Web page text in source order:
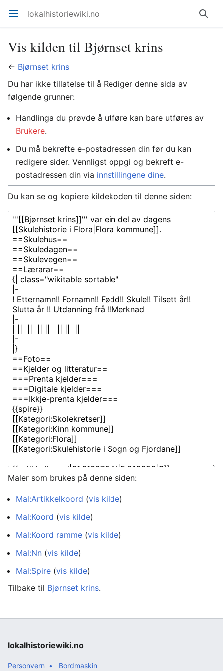
Åpne hovedmenyen lokalhistoriewiki.no Søk
Vis kilden til Bjørnset krins
← Bjørnset krins
Du har ikke tillatelse til å Rediger denne sida av
følgende grunner:
Handlinga du prøvde å utføre kan bare utføres av
Brukere.
Du må bekrefte e-postadressen din før du kan
redigere sider. Vennligst oppgi og bekreft e-
postadressen din via innstillingene dine.
Du kan se og kopiere kildekoden til denne siden:
Maler som brukes på denne siden:
Mal:Artikkelkoord (vis kilde)
Mal:Koord (vis kilde)
Mal:Koord ramme (vis kilde)
Mal:Nn (vis kilde)
Mal:Spire (vis kilde)
Tilbake til Bjørnset krins.
lokalhistoriewiki.no
Personvern Bordmaskin